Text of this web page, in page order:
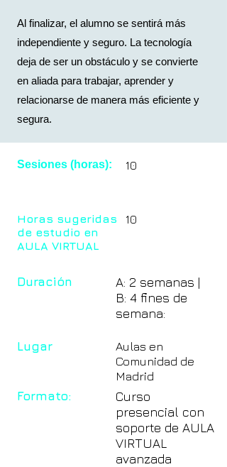
Al finalizar, el alumno se sentirá más
independiente y seguro. La tecnología
deja de ser un obstáculo y se convierte
en aliada para trabajar, aprender y
relacionarse de manera más eficiente y
segura.
Sesiones (horas): 10
Horas sugeridas
de estudio en
AULA VIRTUAL
10
Duración
A: 2 semanas |
B: 4 fines de
semana:
Lugar
Aulas en
Comunidad de
Madrid
Formato:
Curso
presencial con
soporte de AULA
VIRTUAL
avanzada